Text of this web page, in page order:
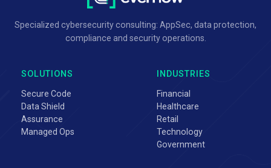
Specialized cybersecurity consulting: AppSec, data protection,
compliance and security operations.
SOLUTIONS
Secure Code
Data Shield
Assurance
Managed Ops
INDUSTRIES
Financial
Healthcare
Retail
Technology
Government